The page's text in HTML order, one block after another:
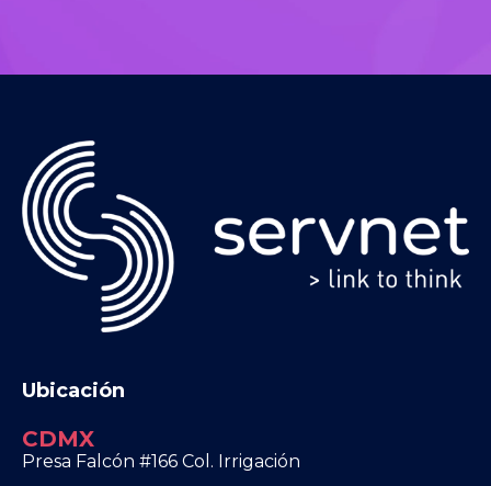
Ubicación
CDMX
Presa Falcón #166 Col. Irrigación